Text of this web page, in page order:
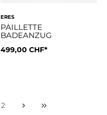
ERES
PAILLETTE
BADEANZUG
Grösse:38
499,00 CHF*
2